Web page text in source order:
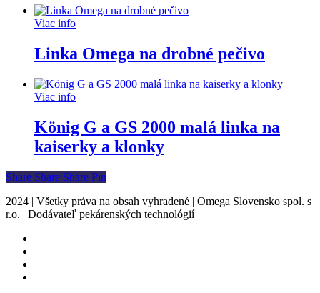
Viac info
Linka Omega na drobné pečivo
Viac info
König G a GS 2000 malá linka na
kaiserky a klonky
Share
Share Share Share Pin
2024 | Všetky práva na obsah vyhradené | Omega Slovensko spol. s
r.o. | Dodávateľ pekárenských technológií